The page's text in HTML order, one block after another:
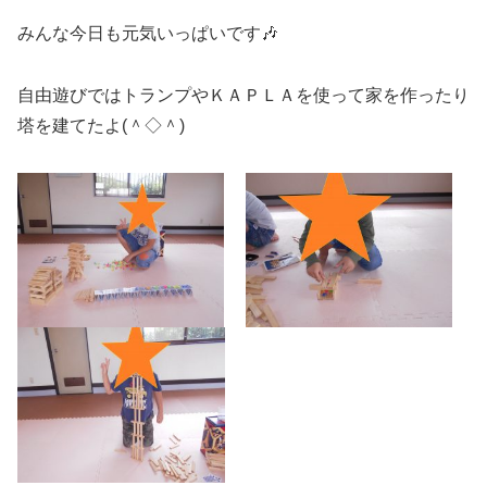
みんな今日も元気いっぱいです🎶
自由遊びではトランプやＫＡＰＬＡを使って家を作ったり
塔を建てたよ(＾◇＾)